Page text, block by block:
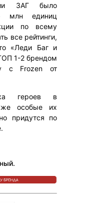
ЗАГ было
млн единиц
по всему
все рейтинги,
«Леди Баг и
1-2 брендом
с Frozen от
героев в
особые их
придутся по